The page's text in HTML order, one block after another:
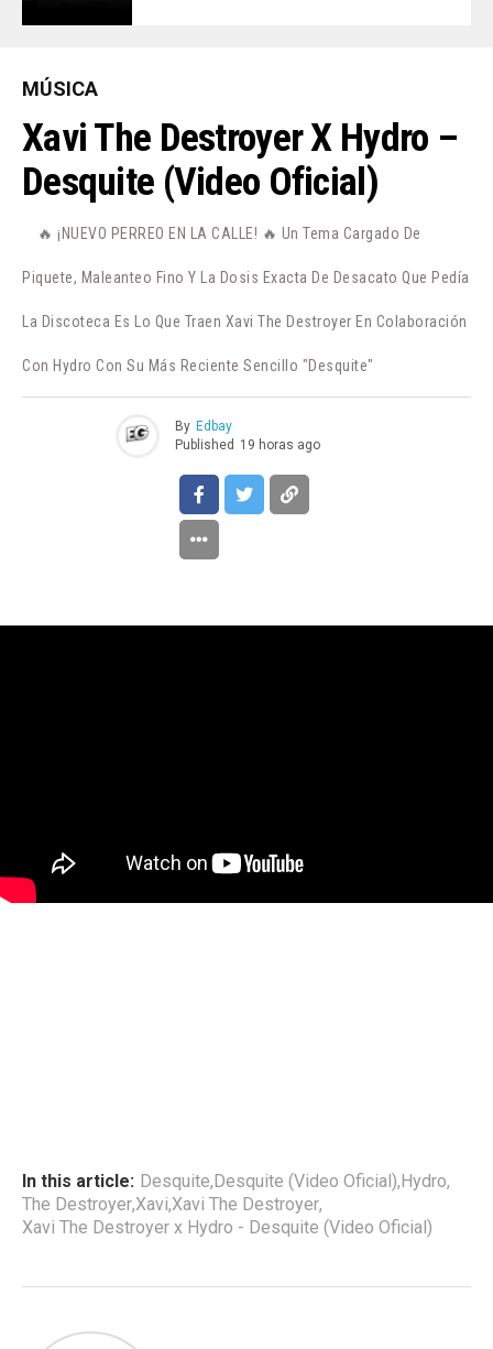
MÚSICA
Xavi The Destroyer X Hydro –
Desquite (Video Oficial)
🔥 ¡NUEVO PERREO EN LA CALLE! 🔥 Un Tema Cargado De
Piquete, Maleanteo Fino Y La Dosis Exacta De Desacato Que Pedía
La Discoteca Es Lo Que Traen Xavi The Destroyer En Colaboración
Con Hydro Con Su Más Reciente Sencillo "Desquite"
By Edbay
Published 19 horas ago
In this article: Desquite,Desquite (Video Oficial),Hydro,
The Destroyer,Xavi,Xavi The Destroyer,
Xavi The Destroyer x Hydro - Desquite (Video Oficial)